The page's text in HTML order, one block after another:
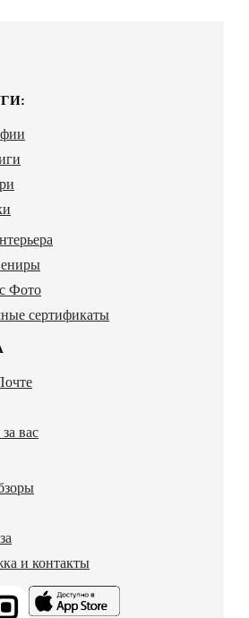
Фото
сертификаты
вас
и контакты